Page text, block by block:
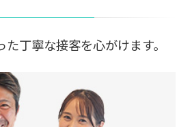
丁寧な接客を心がけます。